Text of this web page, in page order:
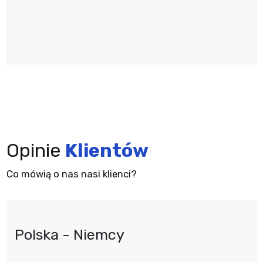
Opinie Klientów
Co mówią o nas nasi klienci?
Polska - Niemcy